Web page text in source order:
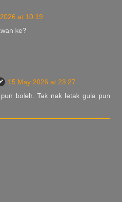
at 10:19
ke?
15 May 2026 at 23:27
boleh. Tak nak letak gula pun